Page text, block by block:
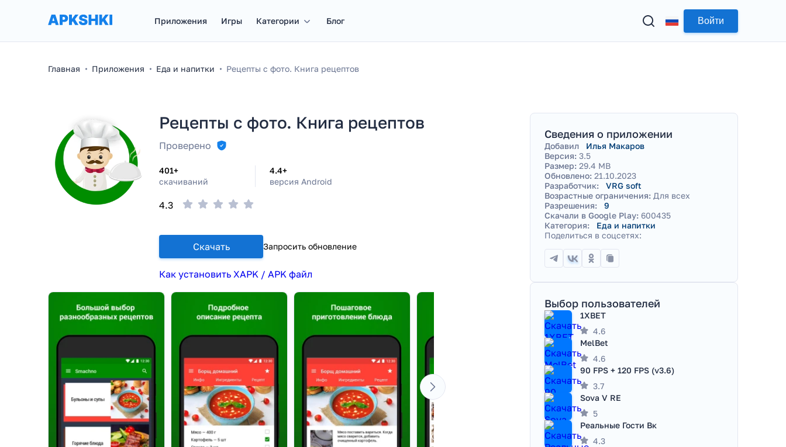
Приложения Игры Категории Блог Войти
Главная Приложения Еда и напитки Рецепты с фото. Книга рецептов
Рецепты с фото. Книга рецептов
Проверено
401+
скачиваний
4.4+
версия Android
4.3
Скачать Запросить обновление
Как установить XAPK / APK файл
Сведения о приложении
Добавил
Илья Макаров
Версия: 3.5
Размер: 29.4 MB
Обновлено: 21.10.2023
Разработчик:
VRG soft
Возрастные ограничения: Для всех
Разрешения:
9
Скачали в Google Play: 600435
Категория:
Еда и напитки
Поделиться в соцсетях:
Выбор пользователей
1XBET
4.6
MelBet
4.6
90 FPS + 120 FPS (v3.6)
3.7
Sova V RE
5
Реальные Гости Вк
4.3